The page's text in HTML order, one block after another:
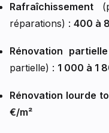
Rafraîchissement
réparations) : 400 à
Rénovation partielle
partielle) : 1 000 à 1
Rénovation lourde
€/m²